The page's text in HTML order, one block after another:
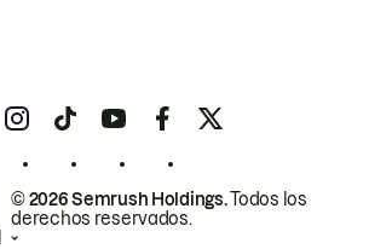
© 2026 Semrush Holdings.Todos los
derechos reservados.